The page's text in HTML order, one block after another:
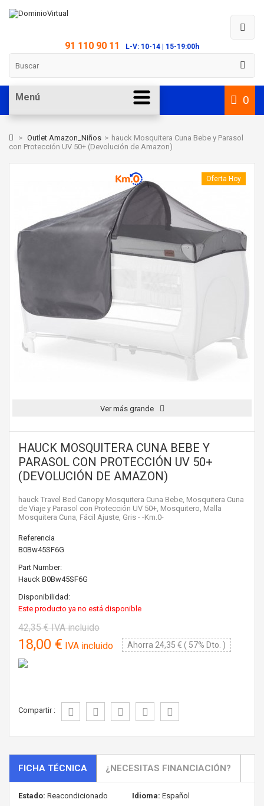
91 110 90 11 L-V: 10-14 | 15-19:00h
0
Menú
> Outlet Amazon_Niños > hauck Mosquitera Cuna Bebe y Parasol
con Protección UV 50+ (Devolución de Amazon)
Oferta Hoy
Ver más grande
HAUCK MOSQUITERA CUNA BEBE Y
PARASOL CON PROTECCIÓN UV 50+
(DEVOLUCIÓN DE AMAZON)
hauck Travel Bed Canopy Mosquitera Cuna Bebe, Mosquitera Cuna
de Viaje y Parasol con Protección UV 50+, Mosquitero, Malla
Mosquitera Cuna, Fácil Ajuste, Gris - -Km.0-
Referencia
B0Bw45SF6G
Part Number:
Hauck B0Bw45SF6G
Disponibilidad:
Este producto ya no está disponible
42,35 €IVA incluido
18,00 € IVA incluido Ahorra 24,35 € ( 57% Dto. )
Compartir :
FICHA TÉCNICA ¿NECESITAS FINANCIACIÓN?
Estado: Reacondicionado Idioma: Español